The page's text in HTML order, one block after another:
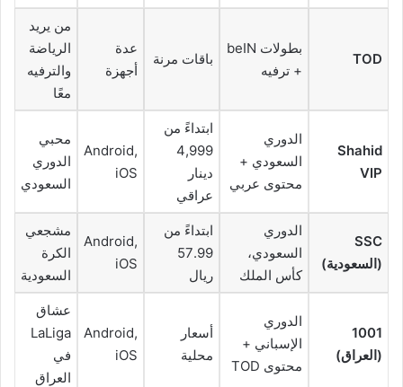
TOD
بطولات beIN
+ ترفيه
باقات مرنة
عدة
أجهزة
من يريد
الرياضة
والترفيه
معًا
Shahid
VIP
الدوري
السعودي +
محتوى عربي
ابتداءً من
4,999
دينار
عراقي
Android,
iOS
محبي
الدوري
السعودي
SSC
(السعودية)
الدوري
السعودي،
كأس الملك
ابتداءً من
57.99
ريال
Android,
iOS
مشجعي
الكرة
السعودية
1001
(العراق)
الدوري
الإسباني +
محتوى TOD
أسعار
محلية
Android,
iOS
عشاق
LaLiga
في
العراق